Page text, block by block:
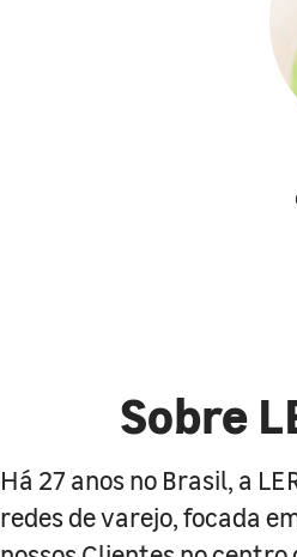
Sobre
Há 27 anos no Brasil, a
redes de varejo, focada